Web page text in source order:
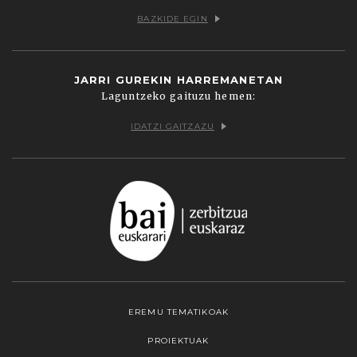
BAZKIDE EGIN
JARRI GUREKIN HARREMANETAN
Laguntzeko gaituzu hemen:
IDATZI GAITZAZU
EREMU TEMATIKOAK
PROIEKTUAK